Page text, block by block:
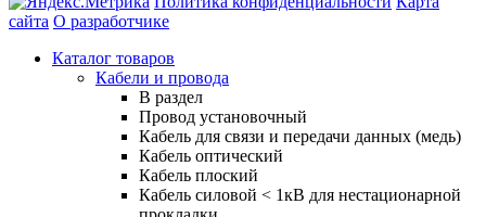
сайта О разработчике
Каталог товаров
Кабели и провода
В раздел
Провод установочный
Кабель для связи и передачи данных (медь)
Кабель оптический
Кабель плоский
Кабель силовой < 1кВ для нестационарной